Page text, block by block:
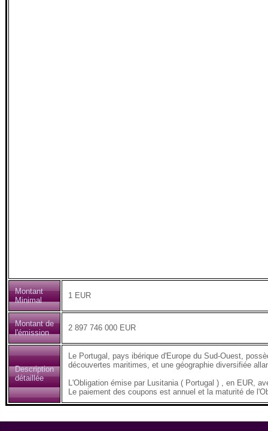
Montant
Minimal
1 EUR
Montant de
l'émission
2 897 746 000 EUR
Description
détaillée
Le Portugal, pays ibérique d'Europe du Sud-Ouest,
découvertes maritimes, et une géographie diversifiée
L'Obligation émise par Lusitania ( Portugal ) , en EUR,
Le paiement des coupons est annuel et la maturité de